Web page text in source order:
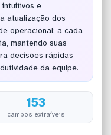
e
atualização dos
operacional: a cada
mantendo suas
decisões rápidas
da equipe.
153
campos extraíveis